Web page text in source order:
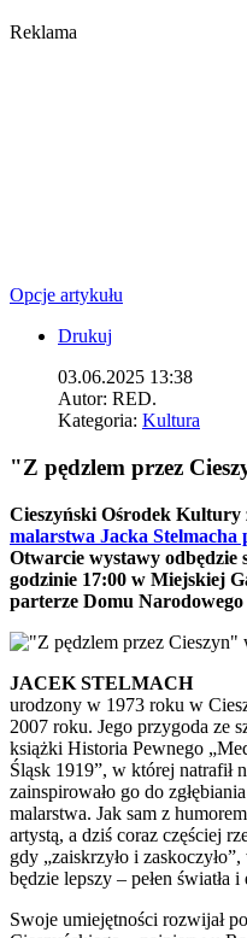
Reklama
Opcje artykułu
Drukuj
03.06.2025 13:38
Autor: RED.
Kategoria: Kultura
"Z pędzlem przez
Cieszyński Ośrodek Kultury
malarstwa Jacka
Otwarcie wystawy odbędzie
godzinie 17:00 w Miejskiej
parterze Domu Narodowego
JACEK STELMACH
urodzony w 1973 roku w
2007 roku. Jego przygoda ze
książki Historia Pewnego
Śląsk 1919”, w której natrafił
zainspirowało go do
malarstwa. Jak sam z
artystą, a dziś coraz częściej
gdy „zaiskrzyło i
będzie lepszy – pełen światła
Swoje umiejętności rozwijał